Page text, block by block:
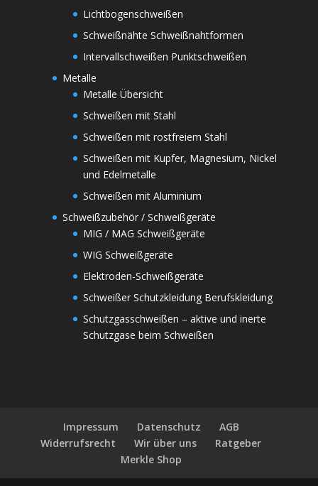
Lichtbogenschweißen
Schweißnähte Schweißnahtformen
Intervallschweißen Punktschweißen
Metalle
Metalle Übersicht
Schweißen mit Stahl
Schweißen mit rostfreiem Stahl
Schweißen mit Kupfer, Magnesium, Nickel
und Edelmetalle
Schweißen mit Aluminium
Schweißzubehör / Schweißgeräte
MIG / MAG Schweißgeräte
WIG Schweißgeräte
Elektroden-Schweißgeräte
Schweißer Schutzkleidung Berufskleidung
Schutzgasschweißen – aktive und inerte
Schutzgase beim Schweißen
Impressum Datenschutz
AGB
Widerrufsrecht
Wir über uns
Ratgeber
Merkle Shop